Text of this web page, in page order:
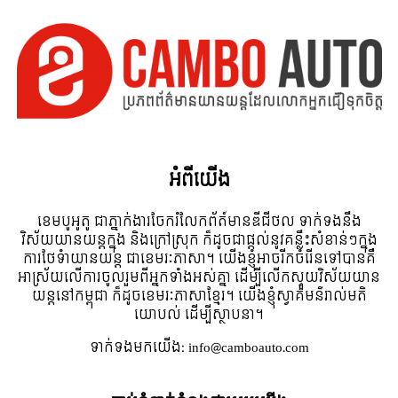
អំពី​យើង
ខេមបូអូតូ ជាភ្នាក់ងារចែករំលែកព័ត៍មានឌីជីថល ទាក់ទងនឹង
វិស័យយានយន្តក្នុង និងក្រៅស្រុក ក៏ដូចជាផ្តល់នូវគន្លឹះសំខាន់ៗក្នុង
ការថែទំាយានយន្ត ជាខេមរៈភាសា។ យើងខ្ញុំអាចរីកចំរើនទៅបានគឺ
អាស្រ័យលើការចូលរួមពីអ្នកទាំងអស់គ្នា ដើម្បីលើកស្ទួយវិស័យយាន
យន្តនៅកម្ពុជា ក៏ដូចខេមរៈភាសាខ្មែរ។ យើងខ្ញុំស្វាគមន៌រាល់មតិ
យោបល់ ដើម្បីស្ថាបនា។
ទាក់ទង​មក​យើង:info@camboauto.com